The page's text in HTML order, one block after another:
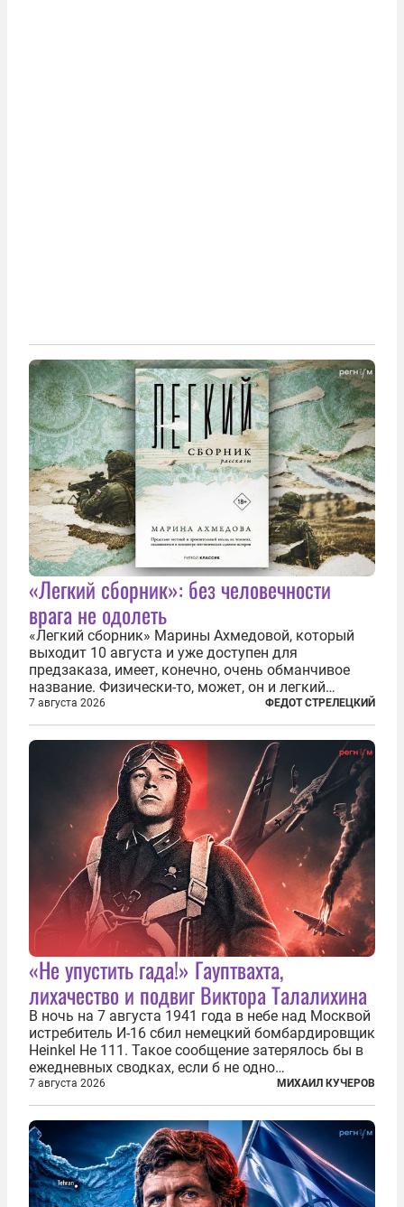
«Легкий сборник»: без человечности
врага не одолеть
«Легкий сборник» Марины Ахмедовой, который
выходит 10 августа и уже доступен для
предзаказа, имеет, конечно, очень обманчивое
название. Физически-то, может, он и легкий
относительно. Но метафизически —
безотносительно тяжелый. Десять рассказов,
каждый из которых напрямую или косвенно (в
основном —...
7 августа 2026 ФЕДОТ СТРЕЛЕЦКИЙ
«Не упустить гада!» Гауптвахта,
лихачество и подвиг Виктора Талалихина
В ночь на 7 августа 1941 года в небе над Москвой
истребитель И-16 сбил немецкий бомбардировщик
Heinkel He 111. Такое сообщение затерялось бы в
ежедневных сводках, если б не одно
обстоятельство. Это был один из первых в
истории отечественной авиации ночных таранов.
У пилота — младшего лейтенанта...
7 августа 2026 МИХАИЛ КУЧЕРОВ